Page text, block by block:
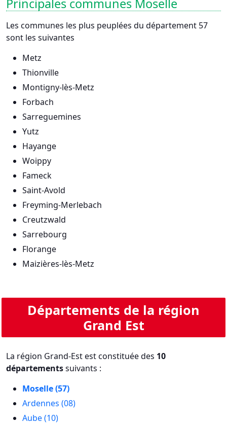
Principales communes Moselle
Les communes les plus peuplées du département 57
sont les suivantes
Metz
Thionville
Montigny-lès-Metz
Forbach
Sarreguemines
Yutz
Hayange
Woippy
Fameck
Saint-Avold
Freyming-Merlebach
Creutzwald
Sarrebourg
Florange
Maizières-lès-Metz
Départements de la région
Grand Est
La région Grand-Est est constituée des 10
départementssuivants :
Moselle (57)
Ardennes (08)
Aube (10)